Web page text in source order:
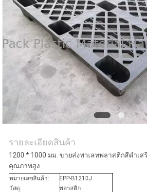
ราคา
แผนผัง
เว็บไซต์
PRIVACY
POLICY
รายละเอียดสินค้า
1200 * 1000 มม. ขายส่งพาเลทพลาสติกสีดำเส
คุณภาพสูง
หมายเลขสินค้า:
EPP-B1210J
วัสดุ:
พลาสติก